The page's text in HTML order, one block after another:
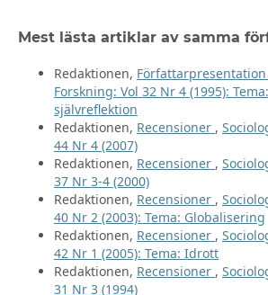
Mest lästa artiklar av samma
Redaktionen, Författarpresentation
Forskning: Vol 32 Nr 4 (1995):
självreflektion
Redaktionen, Recensioner ,
44 Nr 4 (2007)
Redaktionen, Recensioner ,
37 Nr 3-4 (2000)
Redaktionen, Recensioner ,
40 Nr 2 (2003): Tema: Globalisering
Redaktionen, Recensioner ,
42 Nr 1 (2005): Tema: Idrott
Redaktionen, Recensioner ,
31 Nr 3 (1994)